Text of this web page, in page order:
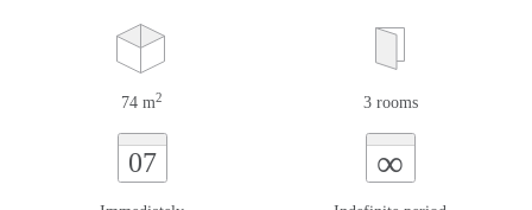
74 m2 3 rooms
07 ∞